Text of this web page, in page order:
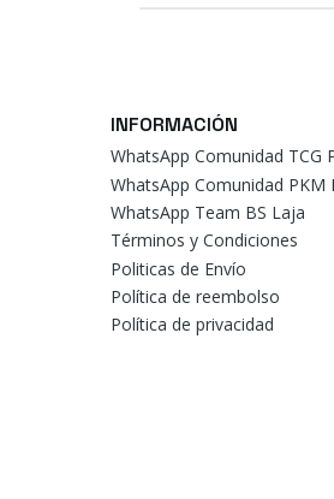
INFORMACIÓN
WhatsApp Comunidad TCG
WhatsApp Comunidad PKM
WhatsApp Team BS Laja
Términos y Condiciones
Politicas de Envío
Política de reembolso
Política de privacidad